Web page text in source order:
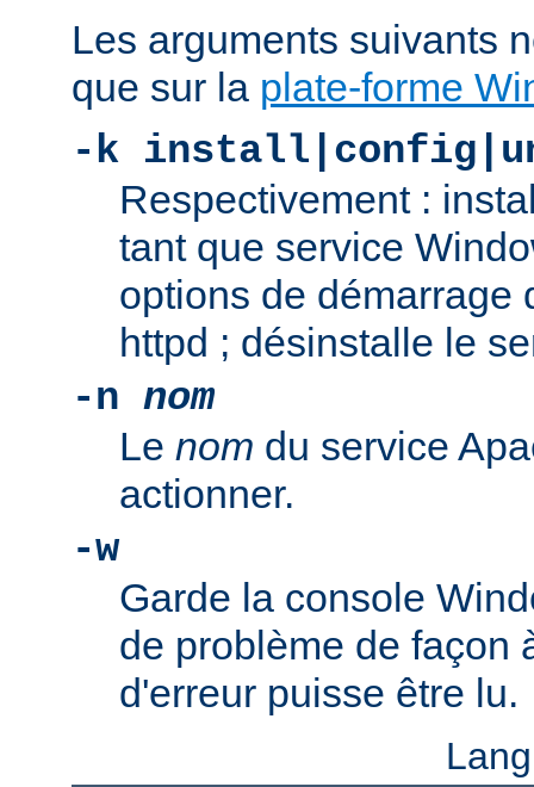
Les arguments suivants
que sur la plate-forme
-k
Respectivement :
tant que service
options de démarrage
httpd ; désinstalle le
-n nom
Le nom du service
actionner.
-w
Garde la console
de problème de façon
d'erreur puisse être lu.